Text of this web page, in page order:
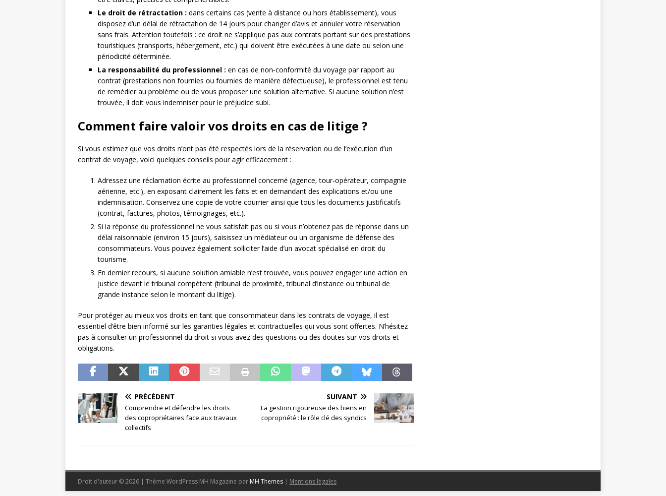
Le droit de rétractation : dans certains cas (vente à distance ou hors établissement), vous
disposez d’un délai de rétractation de 14 jours pour changer d’avis et annuler votre réservation
sans frais. Attention toutefois : ce droit ne s’applique pas aux contrats portant sur des prestations
touristiques (transports, hébergement, etc.) qui doivent être exécutées à une date ou selon une
périodicité déterminée.
La responsabilité du professionnel : en cas de non-conformité du voyage par rapport au
contrat (prestations non fournies ou fournies de manière défectueuse), le professionnel est tenu
de remédier au problème ou de vous proposer une solution alternative. Si aucune solution n’est
trouvée, il doit vous indemniser pour le préjudice subi.
Comment faire valoir vos droits en cas de litige ?
Si vous estimez que vos droits n’ont pas été respectés lors de la réservation ou de l’exécution d’un
contrat de voyage, voici quelques conseils pour agir efficacement :
Adressez une réclamation écrite au professionnel concerné (agence, tour-opérateur, compagnie
aérienne, etc.), en exposant clairement les faits et en demandant des explications et/ou une
indemnisation. Conservez une copie de votre courrier ainsi que tous les documents justificatifs
(contrat, factures, photos, témoignages, etc.).
Si la réponse du professionnel ne vous satisfait pas ou si vous n’obtenez pas de réponse dans un
délai raisonnable (environ 15 jours), saisissez un médiateur ou un organisme de défense des
consommateurs. Vous pouvez également solliciter l’aide d’un avocat spécialisé en droit du
tourisme.
En dernier recours, si aucune solution amiable n’est trouvée, vous pouvez engager une action en
justice devant le tribunal compétent (tribunal de proximité, tribunal d’instance ou tribunal de
grande instance selon le montant du litige).
Pour protéger au mieux vos droits en tant que consommateur dans les contrats de voyage, il est
essentiel d’être bien informé sur les garanties légales et contractuelles qui vous sont offertes. N’hésitez
pas à consulter un professionnel du droit si vous avez des questions ou des doutes sur vos droits et
obligations.
PRÉCÉDENT
Comprendre et défendre les droits
des copropriétaires face aux travaux
collectifs
SUIVANT
La gestion rigoureuse des biens en
copropriété : le rôle clé des syndics
Droit d'auteur © 2026 | Thème WordPress MH Magazine par MH Themes | Mentions légales